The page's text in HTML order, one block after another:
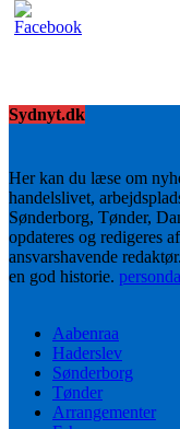
Sydnyt.dk
Her kan du læse om
handelslivet,
Sønderborg, Tønder,
opdateres og redigeres
ansvarshavende
en god historie.
Aabenraa
Haderslev
Sønderborg
Tønder
Arrangementer